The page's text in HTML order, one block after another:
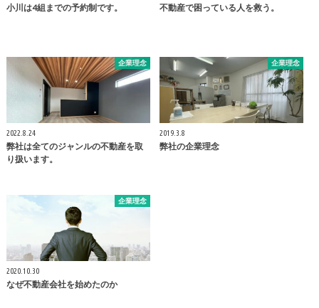
小川は4組までの予約制です。 不動産で困っている人を救う。
企業理念
2022.8.24
弊社は全てのジャンルの不動産を取
り扱います。
企業理念
2019.3.8
弊社の企業理念
企業理念
2020.10.30
なぜ不動産会社を始めたのか